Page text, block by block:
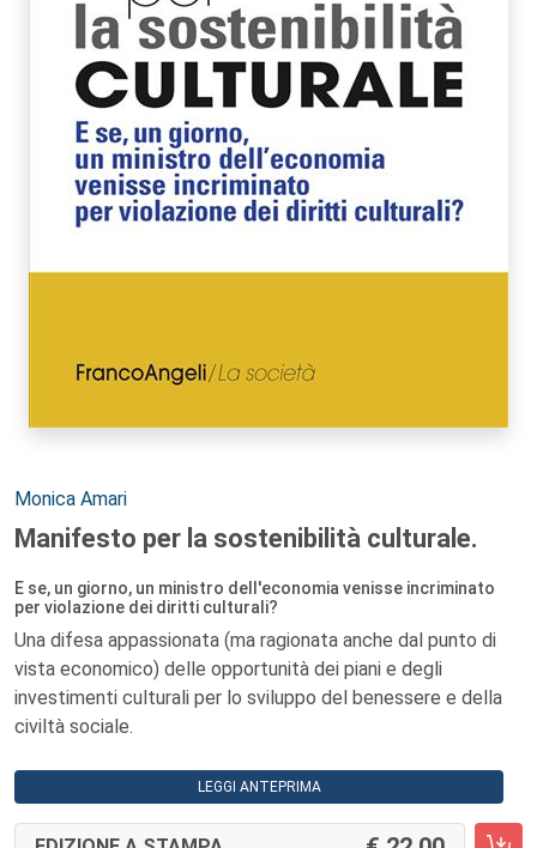
Autori:
Monica Amari
Manifesto per la sostenibilità culturale.
E se, un giorno, un ministro dell'economia venisse incriminato
per violazione dei diritti culturali?
Una difesa appassionata (ma ragionata anche dal punto di
vista economico) delle opportunità dei piani e degli
investimenti culturali per lo sviluppo del benessere e della
civiltà sociale.
LEGGI ANTEPRIMA